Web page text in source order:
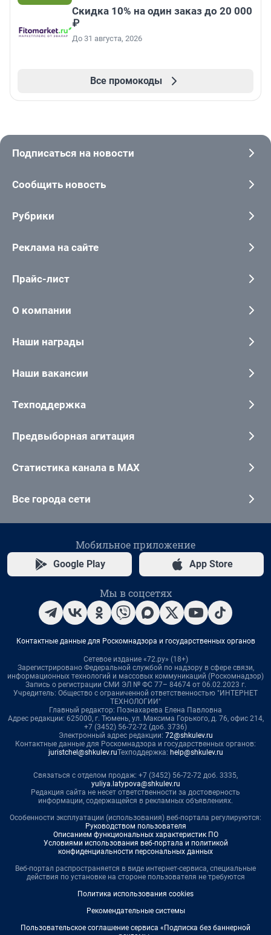
Скидка 10% на один заказ до 20 000
₽
До 31 августа, 2026
Все промокоды
Подписаться на новости
Сообщить новость
Рубрики
Реклама на сайте
Прайс-лист
О компании
Наши награды
Наши вакансии
Техподдержка
Предвыборная агитация
Статистика канала в MAX
Все города сети
Мобильное приложение
Google Play App Store
Мы в соцсетях
Контактные данные для Роскомнадзора и государственных органов
Сетевое издание «72.ру» (18+)
Зарегистрировано Федеральной службой по надзору в сфере связи,
информационных технологий и массовых коммуникаций (Роскомнадзор)
Запись о регистрации СМИ ЭЛ № ФС 77– 84674 от 06.02.2023 г.
Учредитель: Общество с ограниченной ответственностью "ИНТЕРНЕТ
ТЕХНОЛОГИИ"
Главный редактор: Познахарева Елена Павловна
Адрес редакции: 625000, г. Тюмень, ул. Максима Горького, д. 76, офис 214,
+7 (3452) 56-72-72 (доб. 3736)
Электронный адрес редакции: 72@shkulev.ru
Контактные данные для Роскомнадзора и государственных органов:
juristchel@shkulev.ruТехподдержка: help@shkulev.ru
Связаться с отделом продаж: +7 (3452) 56-72-72 доб. 3335,
yuliya.latypova@shkulev.ru
Редакция сайта не несет ответственности за достоверность
информации, содержащейся в рекламных объявлениях.
Особенности эксплуатации (использования) веб-портала регулируются:
Руководством пользователя
Описанием функциональных характеристик ПО
Условиями использования веб-портала и политикой
конфиденциальности персональных данных
Веб-портал распространяется в виде интернет-сервиса, специальные
действия по установке на стороне пользователя не требуются
Политика использования cookies
Рекомендательные системы
Пользовательское соглашение сервиса «Подписка без баннерной